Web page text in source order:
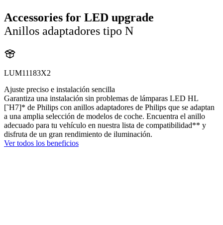
Accessories for LED upgrade
Anillos adaptadores tipo N
LUM11183X2
Ajuste preciso e instalación sencilla
Garantiza una instalación sin problemas de lámparas LED HL
[˜H7]* de Philips con anillos adaptadores de Philips que se adaptan
a una amplia selección de modelos de coche. Encuentra el anillo
adecuado para tu vehículo en nuestra lista de compatibilidad** y
disfruta de un gran rendimiento de iluminación.
Ver todos los beneficios